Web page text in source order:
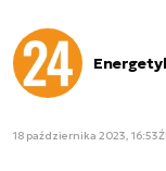
18 października 2023, 16:53